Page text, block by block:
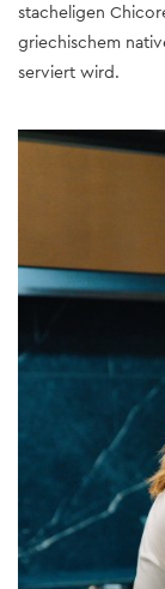
stacheligen
griechischem
serviert wird.